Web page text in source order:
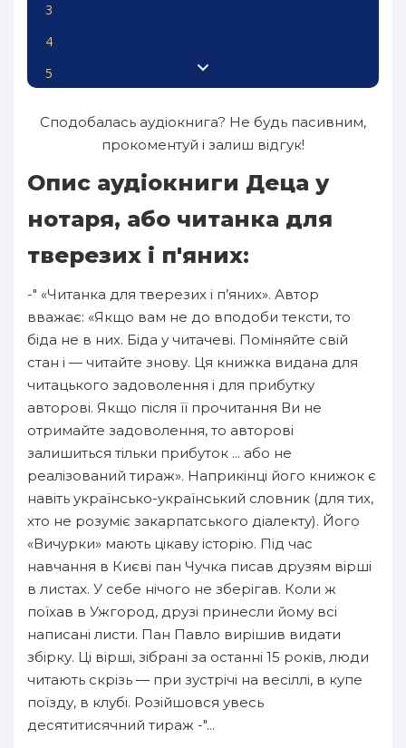
3
4
5
10
11
12
13
14
15
17
18
19
20
22
23
24
25
Сподобалась аудіокнига? Не будь пасивним,
прокоментуй і залиш відгук!
Опис аудіокниги Деца у
нотаря, або читанка для
тверезих і п'яних:
-" «Читанка для тверезих і п’яних». Автор
вважає: «Якщо вам не до вподоби тексти, то
біда не в них. Біда у читачеві. Поміняйте свій
стан і — читайте знову. Ця книжка видана для
читацького задоволення і для прибутку
авторові. Якщо після її прочитання Ви не
отримайте задоволення, то авторові
залишиться тільки прибуток ... або не
реалізований тираж». Наприкінці його книжок є
навіть українсько-український словник (для тих,
хто не розуміє закарпатського діалекту). Його
«Вичурки» мають цікаву історію. Під час
навчання в Києві пан Чучка писав друзям вірші
в листах. У себе нічого не зберігав. Коли ж
поїхав в Ужгород, друзі принесли йому всі
написані листи. Пан Павло вирішив видати
збірку. Ці вірші, зібрані за останні 15 років, люди
читають скрізь — при зустрічі на весіллі, в купе
поїзду, в клубі. Розійшовся увесь
десятитисячний тираж -"...